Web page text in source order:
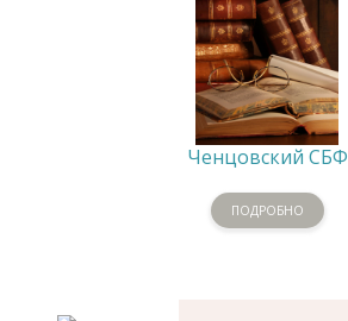
Ченцовский СБФ
ПОДРОБНО